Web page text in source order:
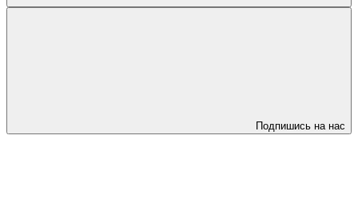
Подпишись на нас